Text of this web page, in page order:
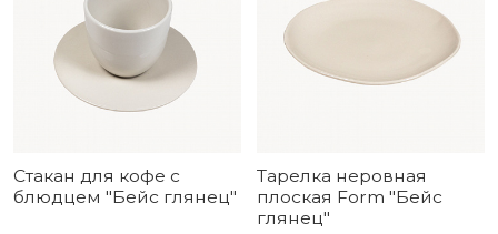
Стакан для кофе с
блюдцем "Бейс глянец"
Тарелка неровная
плоская Form "Бейс
глянец"